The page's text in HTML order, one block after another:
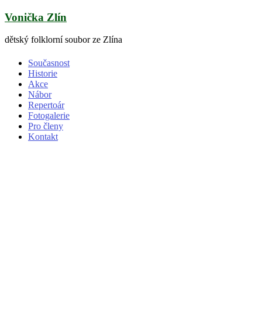
Skip
content
Vonička Zlín
dětský folklorní soubor ze Zlína
Současnost
Historie
Akce
Nábor
Repertoár
Fotogalerie
Pro členy
Kontakt